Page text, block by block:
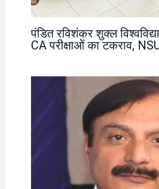
पंडित रविशंकर शुक्ल
CA परीक्षाओं का टकराव,